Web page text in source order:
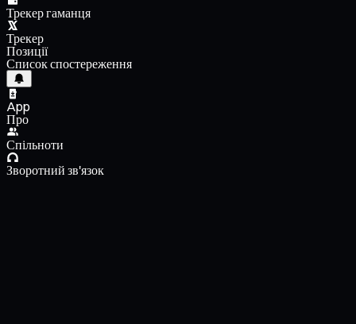
Трекер гаманця
Трекер
Позиції
Список спостереження
App
Про
Спільноти
Зворотний зв'язок